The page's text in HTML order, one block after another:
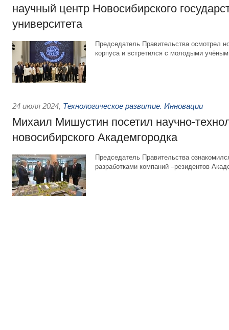
научный центр Новосибирского
университета
Председатель Правительства осмотрел
корпуса и встретился с молодыми
24 июля 2024, Технологическое развитие. Инновации
Михаил Мишустин посетил научно-
новосибирского Академгородка
Председатель Правительства
разработками компаний –резидентов